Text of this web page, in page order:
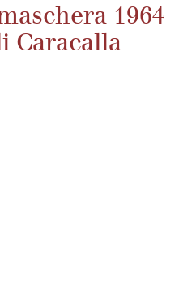
t
i
1964
Caracalla